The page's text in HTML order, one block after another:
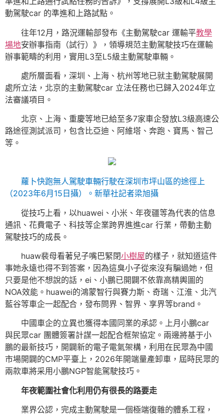
動駕駛car 的準進和上路試點。
往年12月，路況運輸部發布《主動駕駛car 運輸平教學
場地安辦事指南（試行）》，領導規范主動駕駛技巧在運輸
辦事範疇的利用，實用L3至L5級主動駕駛車輛。
處所層面看，深圳、上海、杭州等地已就主動駕駛展開
處所立法，北京的主動駕駛car 立法任務也已歸入2024年立
法審議項目。
北京、上海、重慶等地已給至多7家車企發放L3級高速公
路途徑測試派司，包含比亞迪、阿維塔、奔跑、寶馬、智己
等。
蘿卜快跑無人駕駛車輛行駛在深圳市坪山區的途徑上
（2023年6月15日攝）。 新華社記者梁旭攝
從技巧上看，以huawei、小米、年夜疆等為代表的信息
通訊、花費電子、科技等企業跨界進進car 行業，帶動主動
駕駛技巧的成長。
huaw裴母看著兒子嘴巴緊閉小樹屋的樣子，就知道這件
事她永遠也得不到答案，因為這臭小子從來沒有騙過她，但
只要是他不想說的話，ei、小鵬已開闢不依靠高精輿圖的
NOA效能。huawei的鴻蒙智行與賽力斯、奇瑞、江淮、北汽
藍谷等車企一起配合，發布問界、智界、享界等brand。
中國車企的立異也獲得本國同業的承認。上月小鵬car
與民眾car 團體簽署計謀一起配合框架協定。兩邊將基于小
鵬的最新技巧，開闢新的電子電氣架構，利用在民眾為中國
市場開闢的CMP平臺上，2026年開端量產卸車，屆時民眾的
兩款車將采用小鵬NGP智能駕駛技巧。
年夜範圍社會化利用仍有很長的路要走
業界公認，完成主動駕駛是一個極端復雜的體系工程，